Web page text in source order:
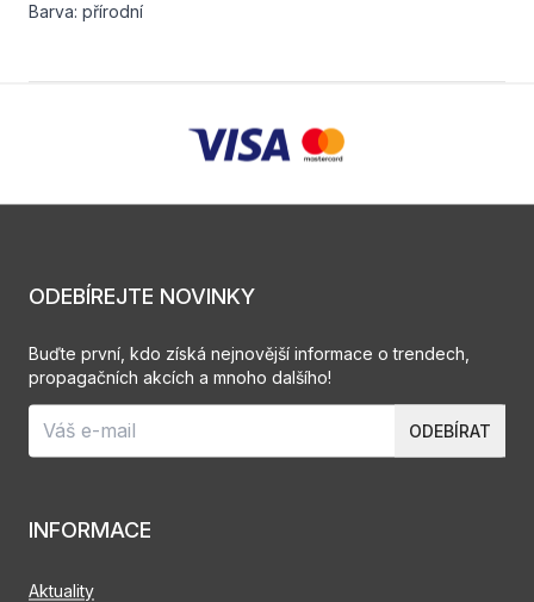
Barva: přírodní
INFORMACE
Aktuality
ODEBÍREJTE NOVINKY
Buďte první, kdo získá nejnovější informace o trendech,
propagačních akcích a mnoho dalšího!
ODEBÍRAT